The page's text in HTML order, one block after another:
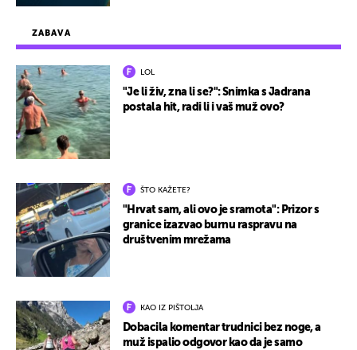
ZABAVA
LOL
"Je li živ, zna li se?": Snimka s Jadrana
postala hit, radi li i vaš muž ovo?
ŠTO KAŽETE?
"Hrvat sam, ali ovo je sramota": Prizor s
granice izazvao burnu raspravu na
društvenim mrežama
KAO IZ PIŠTOLJA
Dobacila komentar trudnici bez noge, a
muž ispalio odgovor kao da je samo